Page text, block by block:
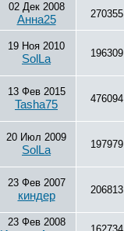
02 Дек 2008
Анна25 270355
19 Ноя 2010
SolLa 196309
13 Фев 2015
Tasha75 476094
20 Июл 2009
SolLa 197979
23 Фев 2007
киндер 206813
23 Фев 2008